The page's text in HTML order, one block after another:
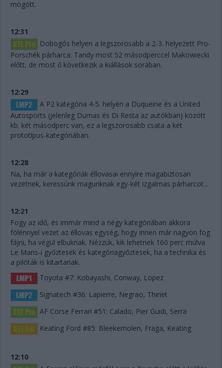
mögött.
12:31
Dobogós helyen a legszorosabb a 2-3. helyezett Pro-
Porschék párharca: Tandy most 52 másodperccel Makowiecki
előtt, de most ő következik a kiállások sorában.
12:29
A P2 kategória 4-5. helyén a Duqueine és a United
Autosports (jelenleg Dumas és Di Resta az autókban) között
kb. két másodperc van, ez a legszorosabb csata a két
prototípus-kategóriában.
12:28
Na, ha már a kategóriák éllovasai ennyire magabiztosan
vezetnek, keressünk magunknak egy-két izgalmas párharcot...
12:21
Fogy az idő, és immár mind a négy kategóriában akkora
fölénnyel vezet az éllovas egység, hogy innen már nagyon fog
fájni, ha végül elbuknak. Nézzük, kik lehetnek 160 perc múlva
Le Mans-i győztesek és kategóriagyőztesek, ha a technika és
a pilóták is kitartanak.
Toyota #7: Kobayashi, Conway, Lopez
Signatech #36: Lapierre, Negrao, Thiriet
AF Corse Ferrari #51: Calado, Pier Guidi, Serra
Keating Ford #85: Bleekemolen, Fraga, Keating
12:10